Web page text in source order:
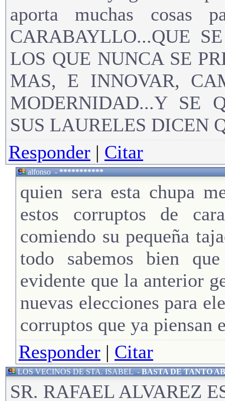
aporta muchas cosas
CARABAYLLO...QUE
LOS QUE NUNCA SE
MAS, E INNOVAR,
MODERNIDAD...Y SE
SUS LAURELES DICEN
Responder | Citar
alfonso-***********
quien sera esta chupa
estos corruptos de
comiendo su pequeña
todo sabemos bien
evidente que la anterior
nuevas elecciones para
corruptos que ya piensan
Responder | Citar
LOS VECINOS DE STA. ISABEL-BASTA DE TANTO
SR. RAFAEL ALVAREZ